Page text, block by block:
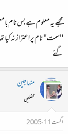
مجھے یہ معلوم ہے بس نام
"سمت" نام پر اعتراز نہ کیا
گئے
منہاجین
محفلین
اگست 11، 2005